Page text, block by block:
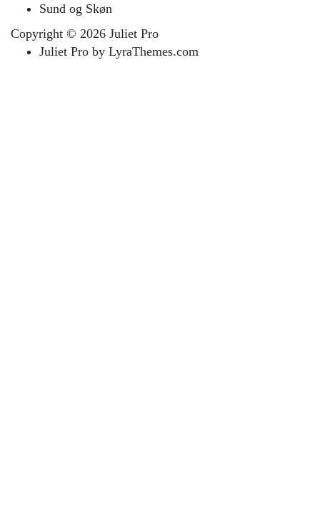
Sund og Skøn
Copyright © 2026 Juliet Pro
Juliet Pro by LyraThemes.com